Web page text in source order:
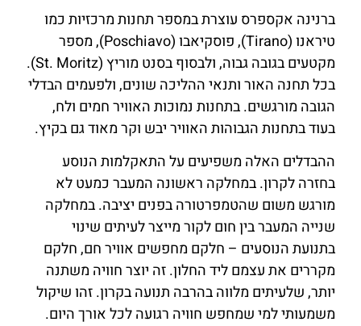
ברנינה אקספרס עוצרת במספר תחנות מרכזיות כמו
טיראנו (Tirano), פוסקיאבו (Poschiavo), מספר
מקטעים בגובה גבוה, ולבסוף בסנט מוריץ (St. Moritz).
בכל תחנה האור ותנאי ההליכה שונים, ולפעמים הבדלי
הגובה מורגשים. בתחנות נמוכות האוויר חמים ולח,
בעוד בתחנות הגבוהות האוויר יבש וקר מאוד גם בקיץ.
ההבדלים האלה משפיעים על התאקלמות הנוסע
בחזרה לקרון. במחלקה ראשונה המעבר כמעט לא
מורגש משום שהטמפרטורה בפנים יציבה. במחלקה
שנייה המעבר בין חום לקור מייצר לעיתים שינוי
בתנועת הנוסעים – חלקם מחפשים אוויר חם, חלקם
מקררים את עצמם ליד החלון. זה יוצר חוויה משתנה
יותר, שלעיתים מלווה בהרבה תנועה בקרון. זהו שיקול
משמעותי למי שמחפש חוויה רגועה לכל אורך היום.